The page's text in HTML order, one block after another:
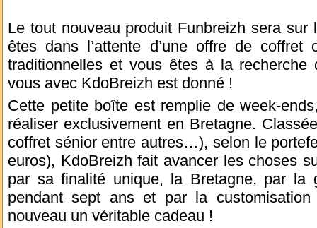
Le tout nouveau produit Funbreizh sera
êtes dans l’attente d’une offre de
traditionnelles et vous êtes à la
vous avec KdoBreizh est donné !
Cette petite boîte est remplie de week-
réaliser exclusivement en Bretagne.
coffret sénior entre autres…), selon le
euros), KdoBreizh fait avancer les choses
par sa finalité unique, la Bretagne, par la
pendant sept ans et par la
nouveau un véritable cadeau !